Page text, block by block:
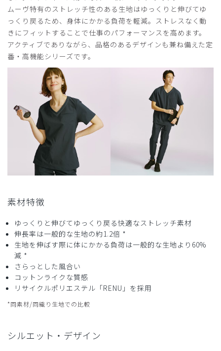
ムーヴ特有のストレッチ性のある生地はゆっくりと伸びてゆ
っくり戻るため、身体にかかる負荷を軽減。ストレスなく動
きにフィットすることで仕事のパフォーマンスを高めます。
アクティブでありながら、品格のあるデザインも兼ね備えた定
番・高機能シリーズです。
素材特徴
ゆっくりと伸びてゆっくり戻る快適なストレッチ素材
伸長率は一般的な生地の約1.2倍 *
生地を伸ばす際に体にかかる負荷は一般的な生地より60%
減 *
さらっとした風合い
コットンライクな質感
リサイクルポリエステル「RENU」を採用
*同素材/同織り生地での比較
シルエット・デザイン